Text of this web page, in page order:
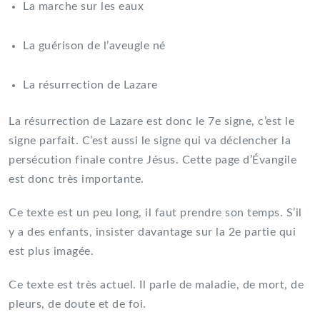
La marche sur les eaux
La guérison de l’aveugle né
La résurrection de Lazare
La résurrection de Lazare est donc le 7e signe, c’est le
signe parfait. C’est aussi le signe qui va déclencher la
persécution finale contre Jésus. Cette page d’Évangile
est donc très importante.
Ce texte est un peu long, il faut prendre son temps. S’il
y a des enfants, insister davantage sur la 2e partie qui
est plus imagée.
Ce texte est très actuel. Il parle de maladie, de mort, de
pleurs, de doute et de foi.